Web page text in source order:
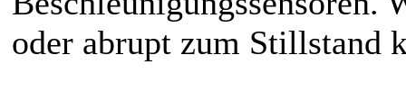
oder abrupt zum Stillstand